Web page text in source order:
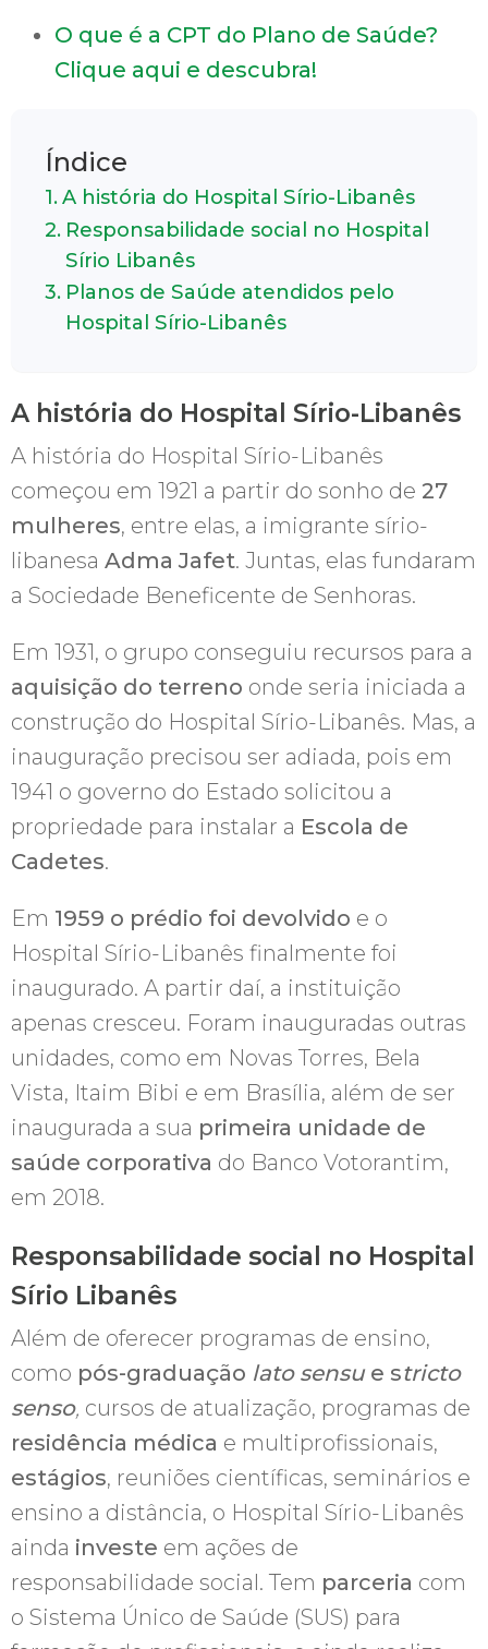
O que é a CPT do Plano de Saúde?
Clique aqui e descubra!
Índice
A história do Hospital Sírio-Libanês
Responsabilidade social no Hospital
Sírio Libanês
Planos de Saúde atendidos pelo
Hospital Sírio-Libanês
A história do Hospital Sírio-Libanês
A história do Hospital Sírio-Libanês
começou em 1921 a partir do sonho de 27
mulheres, entre elas, a imigrante sírio-
libanesa Adma Jafet. Juntas, elas fundaram
a Sociedade Beneficente de Senhoras.
Em 1931, o grupo conseguiu recursos para a
aquisição do terreno onde seria iniciada a
construção do Hospital Sírio-Libanês. Mas, a
inauguração precisou ser adiada, pois em
1941 o governo do Estado solicitou a
propriedade para instalar a Escola de
Cadetes.
Em 1959 o prédio foi devolvido e o
Hospital Sírio-Libanês finalmente foi
inaugurado. A partir daí, a instituição
apenas cresceu. Foram inauguradas outras
unidades, como em Novas Torres, Bela
Vista, Itaim Bibi e em Brasília, além de ser
inaugurada a sua primeira unidade de
saúde corporativa do Banco Votorantim,
em 2018.
Responsabilidade social no Hospital
Sírio Libanês
Além de oferecer programas de ensino,
como pós-graduação lato sensue stricto
senso, cursos de atualização, programas de
residência médica e multiprofissionais,
estágios, reuniões científicas, seminários e
ensino a distância, o Hospital Sírio-Libanês
ainda investe em ações de
responsabilidade social. Tem parceria com
o Sistema Único de Saúde (SUS) para